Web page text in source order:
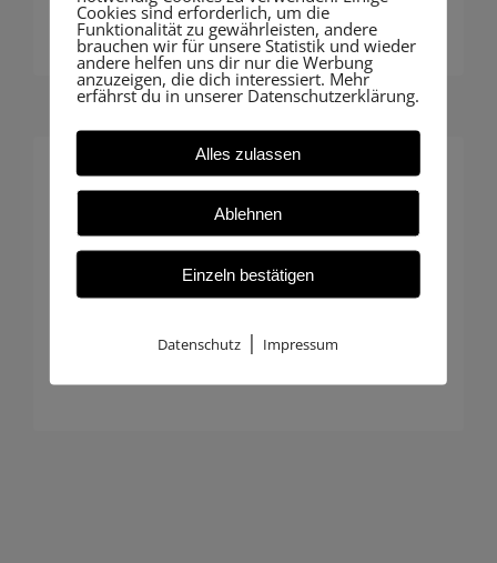
Individuelle Betreuung
Insbesondere Hausbauer profitieren
von unserer persönlichen Beratung:
genau zu Ihrem Projekt passt.
Cookies sind erforderlich, um die
Funktionalität zu gewährleisten, andere
brauchen wir für unsere Statistik und wieder
andere helfen uns dir nur die Werbung
anzuzeigen, die dich interessiert. Mehr
erfährst du in unserer Datenschutzerklärung.
Alles zulassen
Ablehnen
Einzeln bestätigen
Datenschutz | Impressum